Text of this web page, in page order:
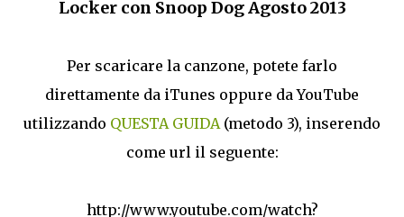
Locker con Snoop Dog Agosto 2013
Per scaricare la canzone, potete farlo
direttamente da iTunes oppure da YouTube
utilizzando QUESTA GUIDA (metodo 3), inserendo
come url il seguente:
http://www.youtube.com/watch?